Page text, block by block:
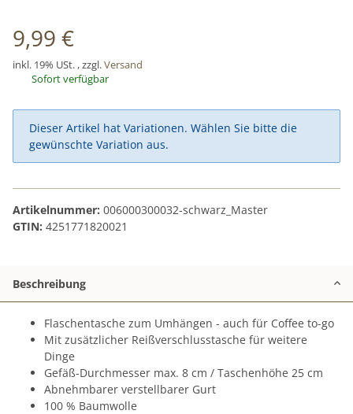
9,99 €
inkl. 19% USt. , zzgl.Versand
Sofort verfügbar
x
Dieser Artikel hat Variationen. Wählen Sie bitte die
gewünschte Variation aus.
Artikelnummer: 006000300032-schwarz_Master
GTIN: 4251771820021
Beschreibung
Flaschentasche zum Umhängen - auch für Coffee to-go
Mit zusätzlicher Reißverschlusstasche für weitere
Dinge
Gefäß-Durchmesser max. 8 cm / Taschenhöhe 25 cm
Abnehmbarer verstellbarer Gurt
100 % Baumwolle